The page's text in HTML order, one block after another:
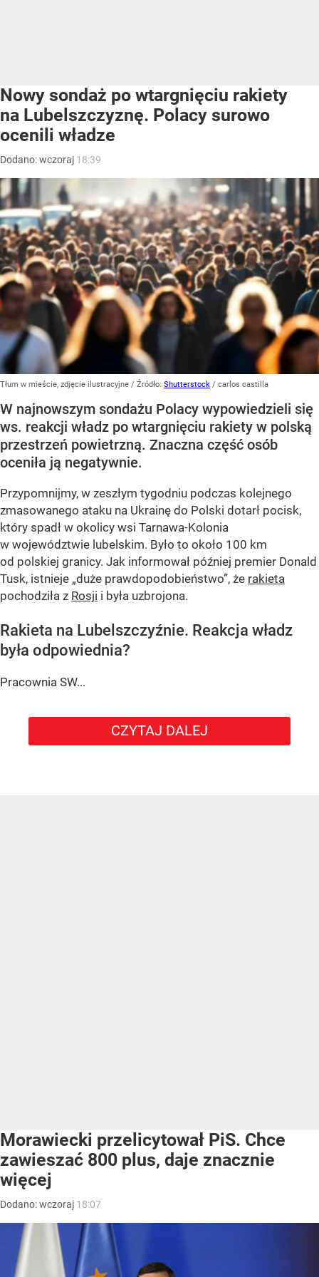
Nowy sondaż po wtargnięciu rakiety
na Lubelszczyznę. Polacy surowo
ocenili władze
Dodano:wczoraj 18:39
Tłum w mieście, zdjęcie ilustracyjne / Źródło: Shutterstock / carlos castilla
W najnowszym sondażu Polacy wypowiedzieli się
ws. reakcji władz po wtargnięciu rakiety w polską
przestrzeń powietrzną. Znaczna część osób
oceniła ją negatywnie.
Przypomnijmy, w zeszłym tygodniu podczas kolejnego
zmasowanego ataku na Ukrainę do Polski dotarł pocisk,
który spadł w okolicy wsi Tarnawa-Kolonia
w województwie lubelskim. Było to około 100 km
od polskiej granicy. Jak informował później premier Donald
Tusk, istnieje „duże prawdopodobieństwo”, że rakieta
pochodziła z Rosji i była uzbrojona.
Rakieta na Lubelszczyźnie. Reakcja władz
była odpowiednia?
Pracownia SW...
CZYTAJ DALEJ
Morawiecki przelicytował PiS. Chce
zawieszać 800 plus, daje znacznie
więcej
Dodano:wczoraj 18:07